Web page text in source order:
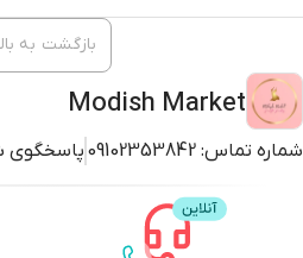
Modish Market
شماره تماس: 09102353842 پاسخگوی
بازگشت به